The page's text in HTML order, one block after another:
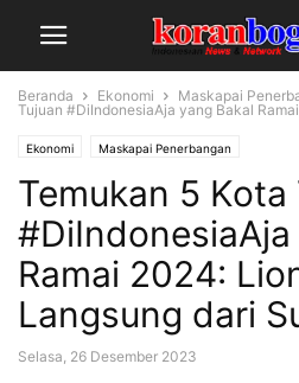
Beranda Ekonomi Maskapai
Tujuan #DiIndonesiaAja yang Bakal
Ekonomi Maskapai Penerbangan
Temukan 5 Kota
Ramai 2024:
Langsung dari
Selasa, 26 Desember 2023